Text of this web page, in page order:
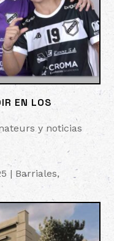
EN LOS
| Barriales,
y noticias